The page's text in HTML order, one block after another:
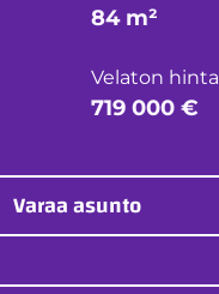
84 m²
Velaton hinta
719 000 €
Varaa asunto